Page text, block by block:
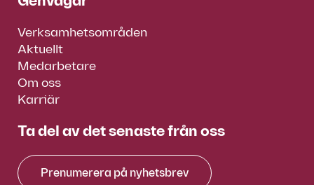
Verksamhetsområden
Aktuellt
Medarbetare
Om oss
Karriär
Ta del av det senaste från oss
Prenumerera på nyhetsbrev